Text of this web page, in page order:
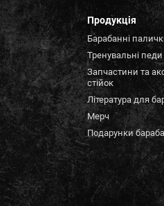
Продукція
Барабанні
Тренувальні педи
Запчастини та
стійок
Література для
Мерч
Подарунки